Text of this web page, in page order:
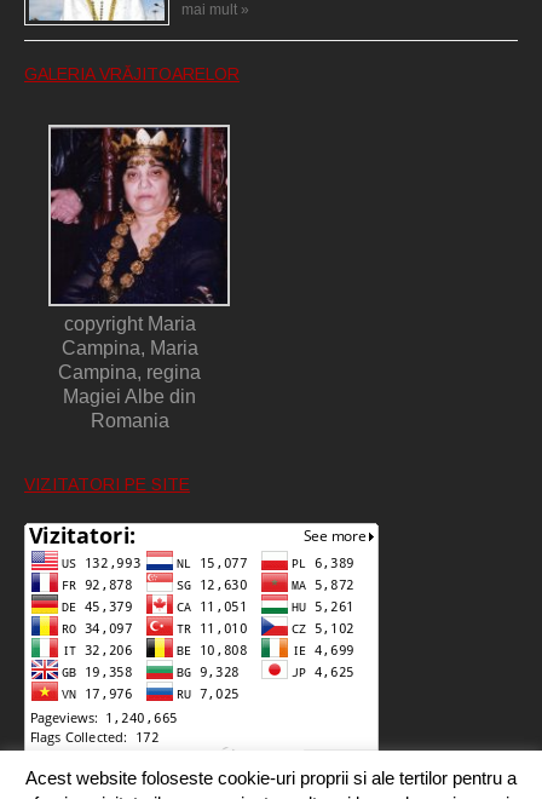
mai mult »
GALERIA VRĂJITOARELOR
copyright Maria
Campina, Maria
Campina, regina
Magiei Albe din
Romania
VIZITATORI PE SITE
Acest website foloseste cookie-uri proprii si ale tertilor pentru a